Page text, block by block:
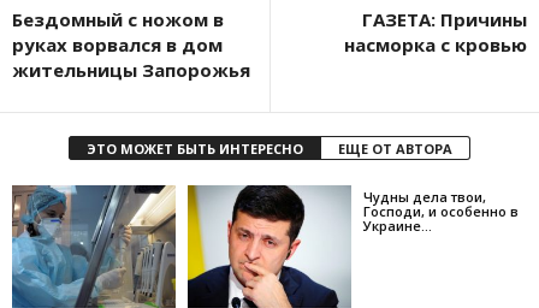
Бездомный с ножом в
руках ворвался в дом
жительницы Запорожья
ГАЗЕТА: Причины
насморка с кровью
ЭТО МОЖЕТ БЫТЬ ИНТЕРЕСНО ЕЩЕ ОТ АВТОРА
Чудны дела твои,
Господи, и особенно в
Украине…